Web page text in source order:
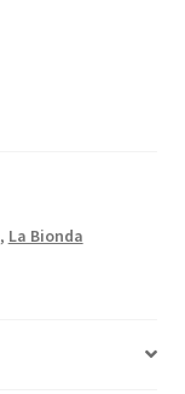
, La Bionda